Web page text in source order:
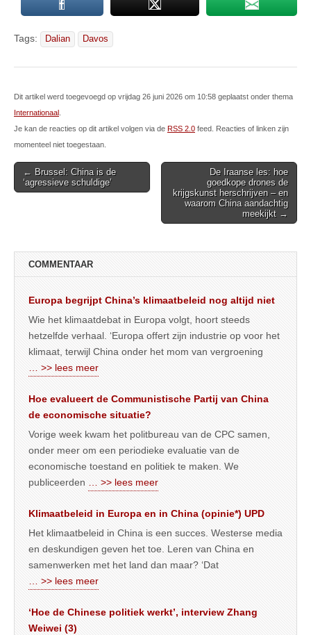
Tags: Dalian Davos
Dit artikel werd toegevoegd op vrijdag 26 juni 2026 om 10:58 geplaatst onder thema
Internationaal
Je kan de reacties op dit artikel volgen via de RSS 2.0 feed. Reacties of linken zijn
momenteel niet toegestaan.
Post
navigation
← Brussel: China is de
‘agressieve schuldige’
De Iraanse les: hoe
goedkope drones de
krijgskunst herschrijven – en
waarom China aandachtig
meekijkt →
COMMENTAAR
Europa begrijpt China’s klimaatbeleid nog altijd niet
Wie het klimaatdebat in Europa volgt, hoort steeds
hetzelfde verhaal. ‘Europa offert zijn industrie op voor het
klimaat, terwijl China onder het mom van vergroening
… >> lees meer
Hoe evalueert de Communistische Partij van China
de economische situatie?
Vorige week kwam het politbureau van de CPC samen,
onder meer om een periodieke evaluatie van de
economische toestand en politiek te maken. We
publiceerden
… >> lees meer
Klimaatbeleid in Europa en in China (opinie*) UPD
Het klimaatbeleid in China is een succes. Westerse media
en deskundigen geven het toe. Leren van China en
samenwerken met het land dan maar? ‘Dat
… >> lees meer
‘Hoe de Chinese politiek werkt’, interview Zhang
Weiwei (3)